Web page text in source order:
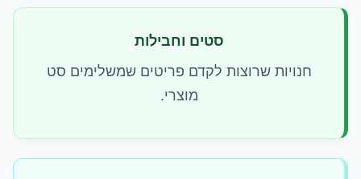
סטים וחבילות
חנויות שרוצות לקדם פריטים שמשלימים סט
מוצרי.